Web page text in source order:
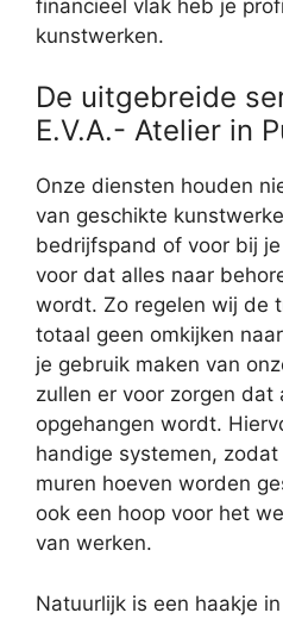
financieel vlak heb je
kunstwerken.
De uitgebreide
E.V.A.- Atelier in
Onze diensten houden
van geschikte
bedrijfspand of voor bij
voor dat alles naar
wordt. Zo regelen wij de
totaal geen omkijken
je gebruik maken van
zullen er voor zorgen dat
opgehangen wordt.
handige systemen,
muren hoeven worden
ook een hoop voor het
van werken.
Natuurlijk is een haakje